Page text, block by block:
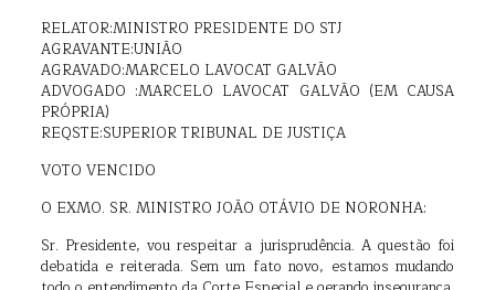
RELATOR:MINISTRO PRESIDENTE DO STJ
AGRAVANTE:UNIÃO
AGRAVADO:MARCELO LAVOCAT GALVÃO
ADVOGADO :MARCELO LAVOCAT GALVÃO (EM CAUSA
PRÓPRIA)
REQSTE:SUPERIOR TRIBUNAL DE JUSTIÇA
VOTO VENCIDO
O EXMO. SR. MINISTRO JOÃO OTÁVIO DE NORONHA:
Sr. Presidente, vou respeitar a jurisprudência. A questão foi
debatida e reiterada. Sem um fato novo, estamos mudando